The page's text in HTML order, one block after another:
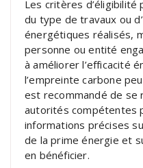
Les critères
du type de travaux ou
énergétiques réalisés,
personne ou entité
à améliorer l’efficacité
l’empreinte carbone
est recommandé de se
autorités compétentes
informations précises
de la prime énergie et
en bénéficier.